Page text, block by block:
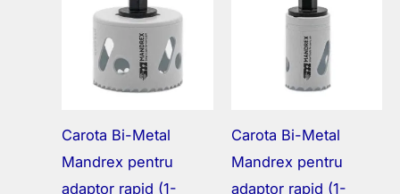
Carota Bi-Metal
Mandrex pentru
adaptor rapid (1-
Carota Bi-Metal
Mandrex pentru
adaptor rapid (1-